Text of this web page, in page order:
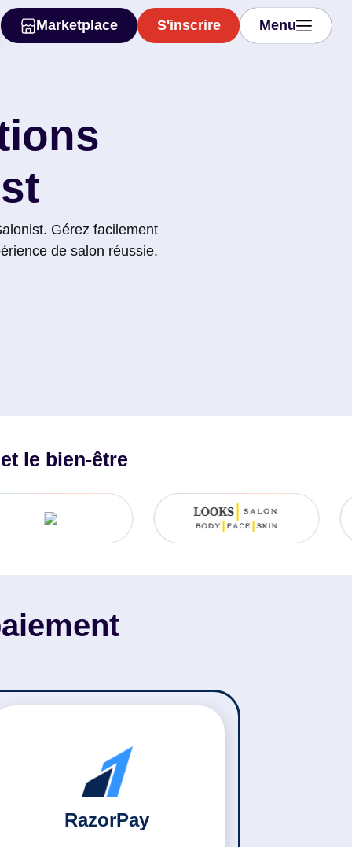
Marketplace S'inscrire Menu
Gérez facilement
de salon réussie.
le bien-être
RazorPay